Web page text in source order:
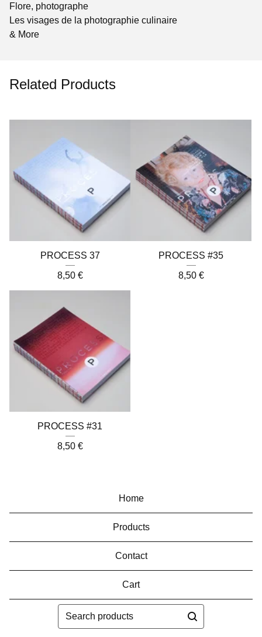
Flore, photographe
Les visages de la photographie culinaire
& More
Related Products
PROCESS 37
8,50 €
PROCESS #35
8,50 €
PROCESS #31
8,50 €
Home
Products
Contact
Cart
Search
products